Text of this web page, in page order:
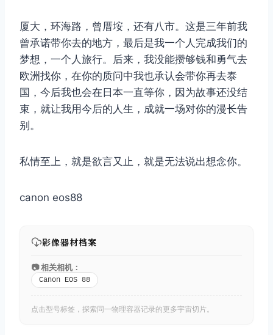
厦大，环海路，曾厝垵，还有八市。这是三年前我
曾承诺带你去的地方，最后是我一个人完成我们的
梦想，一个人旅行。后来，我没能攒够钱和勇气去
欧洲找你，在你的质问中我也承认会带你再去泰
国，今后我也会在日本一直等你，因为故事还没结
束，就让我用今后的人生，成就一场对你的漫长告
别。
私情至上，就是欲言又止，就是无法说出想念你。
canon eos88
影像器材档案
📷 相关相机：
Canon EOS 88
点击型号标签，探索同一物理容器记录的更多宇宙切片。